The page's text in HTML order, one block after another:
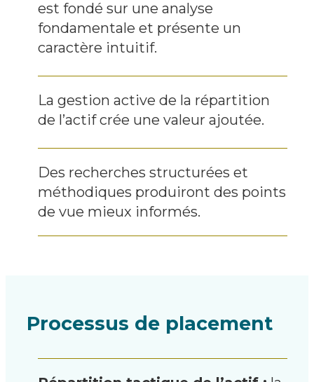
est fondé sur une analyse
fondamentale et présente un
caractère intuitif.
La gestion active de la répartition
de l’actif crée une valeur ajoutée.
Des recherches structurées et
méthodiques produiront des points
de vue mieux informés.
Processus de placement